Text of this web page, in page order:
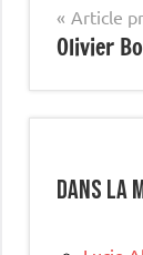
en
avant
de
l’article
Article
Olivier
Dans la